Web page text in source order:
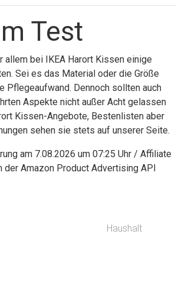
Test
allem bei IKEA Harort Kissen einige
Sei es das Material oder die Größe
Pflegeaufwand. Dennoch sollten auch
Aspekte nicht außer Acht gelassen
Kissen-Angebote, Bestenlisten aber
sehen sie stets auf unserer Seite.
am 7.08.2026 um 07:25 Uhr / Affiliate
der Amazon Product Advertising API
Haushalt